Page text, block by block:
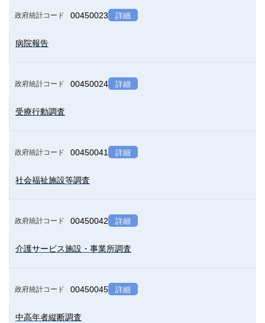
政府統計コード 00450023 詳細
病院報告
政府統計コード 00450024 詳細
受療行動調査
政府統計コード 00450041 詳細
社会福祉施設等調査
政府統計コード 00450042 詳細
介護サービス施設・事業所調査
政府統計コード 00450045 詳細
中高年者縦断調査